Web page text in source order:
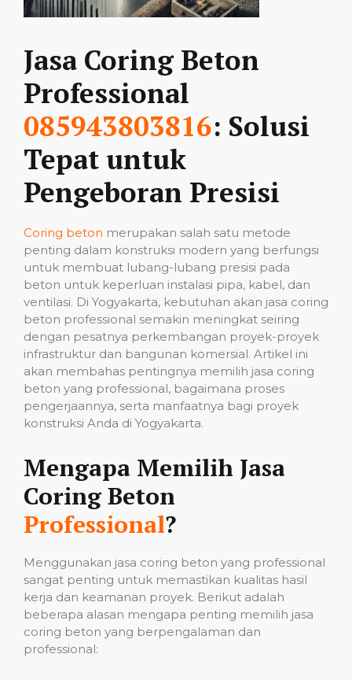
Jasa Coring Beton
Professional
085943803816: Solusi
Tepat untuk
Pengeboran Presisi
Coring beton merupakan salah satu metode
penting dalam konstruksi modern yang berfungsi
untuk membuat lubang-lubang presisi pada
beton untuk keperluan instalasi pipa, kabel, dan
ventilasi. Di Yogyakarta, kebutuhan akan jasa coring
beton professional semakin meningkat seiring
dengan pesatnya perkembangan proyek-proyek
infrastruktur dan bangunan komersial. Artikel ini
akan membahas pentingnya memilih jasa coring
beton yang professional, bagaimana proses
pengerjaannya, serta manfaatnya bagi proyek
konstruksi Anda di Yogyakarta.
Mengapa Memilih Jasa
Coring Beton
Professional?
Menggunakan jasa coring beton yang professional
sangat penting untuk memastikan kualitas hasil
kerja dan keamanan proyek. Berikut adalah
beberapa alasan mengapa penting memilih jasa
coring beton yang berpengalaman dan
professional: